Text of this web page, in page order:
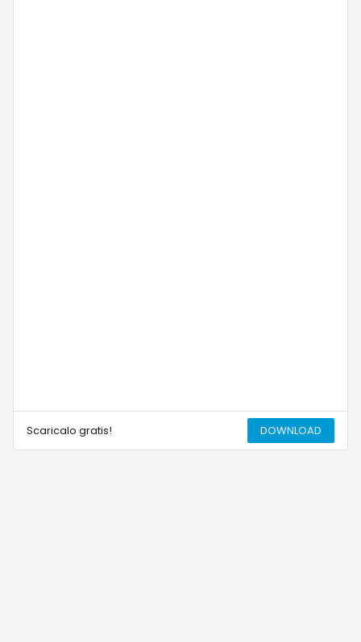
Scaricalo gratis! DOWNLOAD